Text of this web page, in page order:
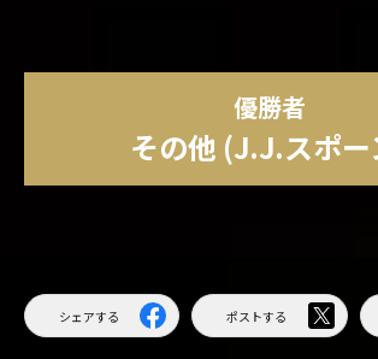
優勝者
その他 (J.J.スポー
シェアする ポストする